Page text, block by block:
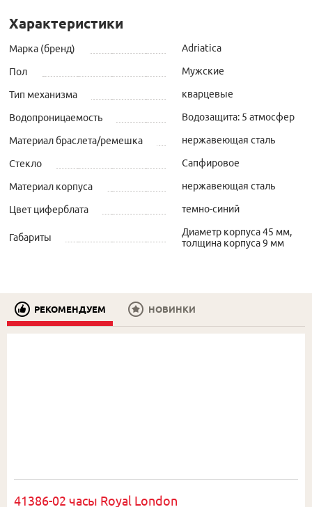
Характеристики
Марка (бренд) Adriatica
Пол Мужские
Тип механизма кварцевые
Водопроницаемость Водозащита: 5 атмосфер
Материал браслета/ремешка нержавеющая сталь
Стекло Сапфировое
Материал корпуса нержавеющая сталь
Цвет циферблата темно-синий
Габариты
Диаметр корпуса 45 мм,
толщина корпуса 9 мм
РЕКОМЕНДУЕМ НОВИНКИ
41386-02 часы Royal London